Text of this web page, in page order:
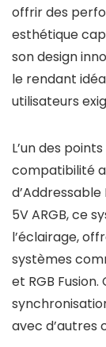
offrir des
esthétique
son design
le rendant
utilisateurs
L’un des
compatibilité
5V ARGB, ce
l’éclairage,
systèmes
et RGB
avec d’autres